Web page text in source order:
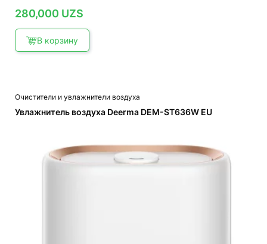
280,000 UZS
В корзину
Очистители и увлажнители воздуха
Увлажнитель воздуха Deerma DEM-ST636W EU